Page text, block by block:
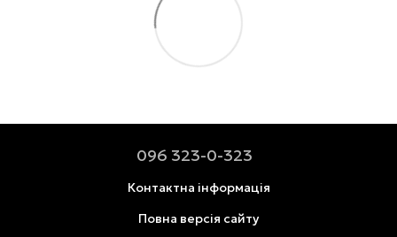
096 323-0-323
Контактна інформація
Повна версія сайту